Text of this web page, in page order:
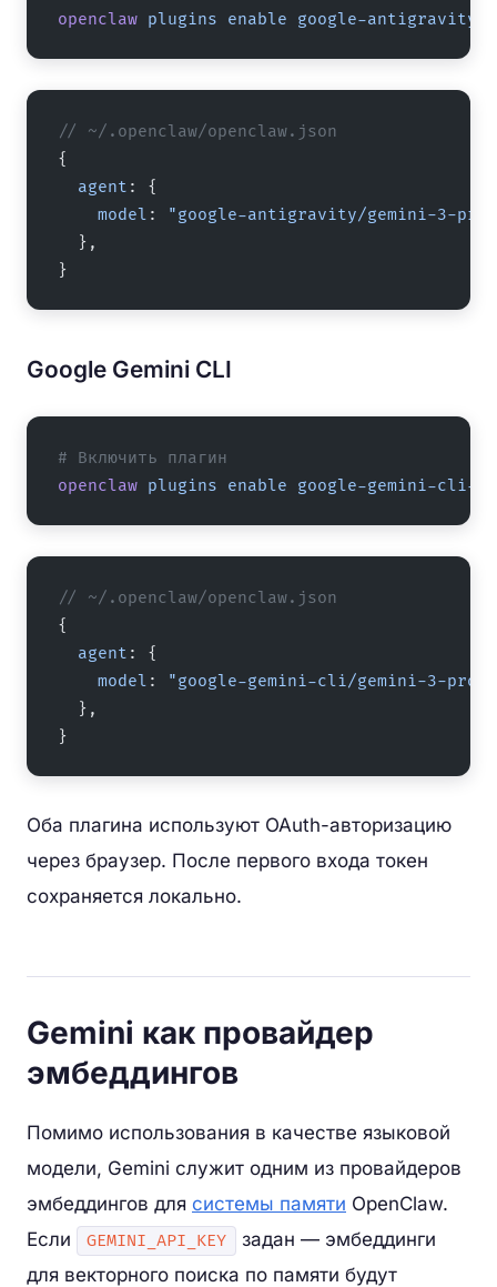
openclaw plugins enable google-antigravity-
// ~/.openclaw/openclaw.json
{
  agent
: {
    model
:
"google-antigravity/gemini-3-pro-
  },
}
Google Gemini CLI
# Включить плагин
openclaw plugins enable google-gemini-cli-
// ~/.openclaw/openclaw.json
{
  agent
: {
    model
:
"google-gemini-cli/gemini-3-pro-
  },
}
Оба плагина используют OAuth-авторизацию
через браузер. После первого входа токен
сохраняется локально.
Gemini как провайдер
эмбеддингов
Помимо использования в качестве языковой
модели, Gemini служит одним из провайдеров
эмбеддингов для системы памяти OpenClaw.
Если
GEMINI_API_KEY
задан — эмбеддинги
для векторного поиска по памяти будут